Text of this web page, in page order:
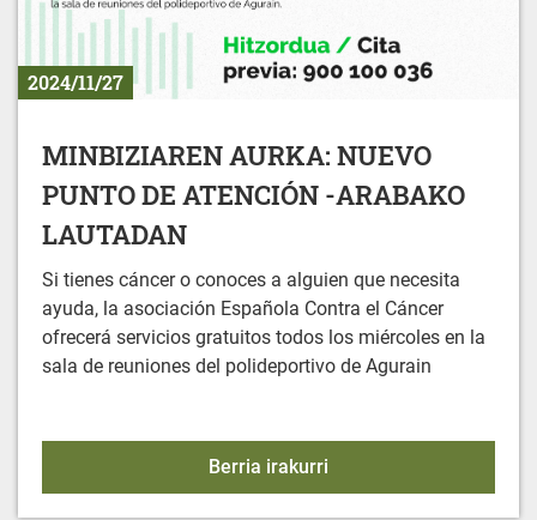
2024/11/27
MINBIZIAREN AURKA: NUEVO
PUNTO DE ATENCIÓN -ARABAKO
LAUTADAN
Si tienes cáncer o conoces a alguien que necesita
ayuda, la asociación Española Contra el Cáncer
ofrecerá servicios gratuitos todos los miércoles en la
sala de reuniones del polideportivo de Agurain
Berria irakurri